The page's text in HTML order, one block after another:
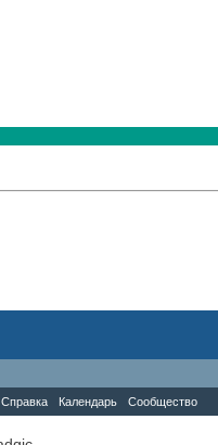
Справка Календарь Сообщество